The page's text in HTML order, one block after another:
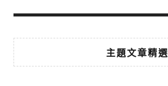
主題文章精選